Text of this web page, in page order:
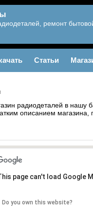
ремонт
Статьи
радиодеталей в нашу
описанием
page can't load Google
Do you own this website?